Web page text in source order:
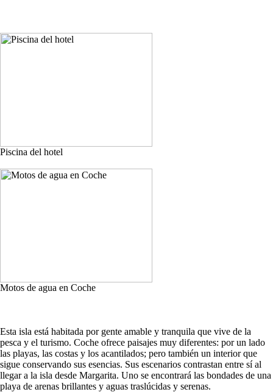
Piscina del hotel
Motos de agua en Coche
Esta isla está habitada por gente amable y tranquila que vive de la
pesca y el turismo. Coche ofrece paisajes muy diferentes: por un lado
las playas, las costas y los acantilados; pero también un interior que
sigue conservando sus esencias. Sus escenarios contrastan entre sí al
llegar a la isla desde Margarita. Uno se encontrará las bondades de una
playa de arenas brillantes y aguas traslúcidas y serenas.